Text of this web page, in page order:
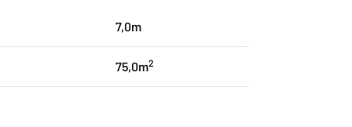
7,0m
75,0m2